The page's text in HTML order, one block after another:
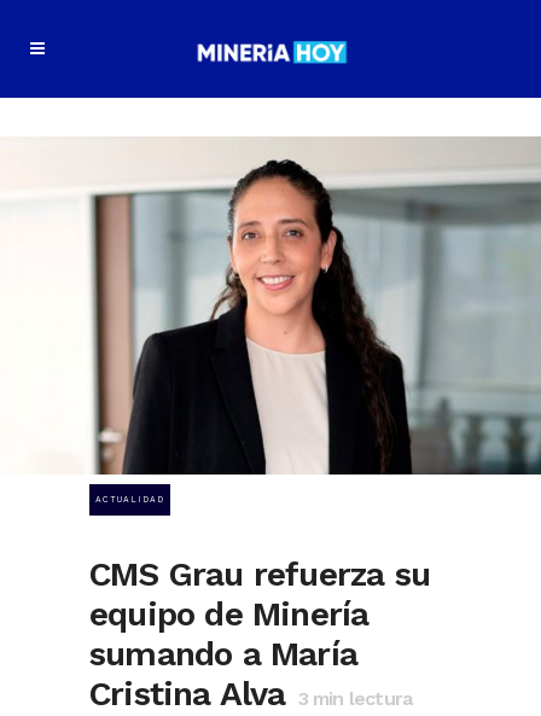
ACTUALIDAD
CMS Grau refuerza su
equipo de Minería
sumando a María
Cristina Alva 3min lectura